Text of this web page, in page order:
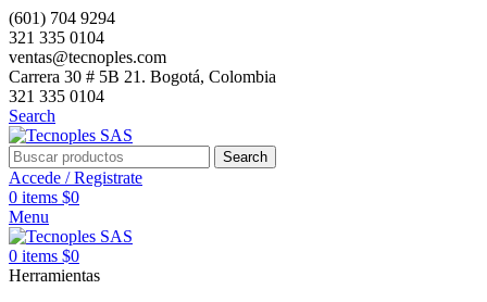
(601) 704 9294
321 335 0104
ventas@tecnoples.com
Carrera 30 # 5B 21. Bogotá, Colombia
321 335 0104
Search
Search
Accede / Registrate
0 items $0
Menu
0 items $0
Herramientas